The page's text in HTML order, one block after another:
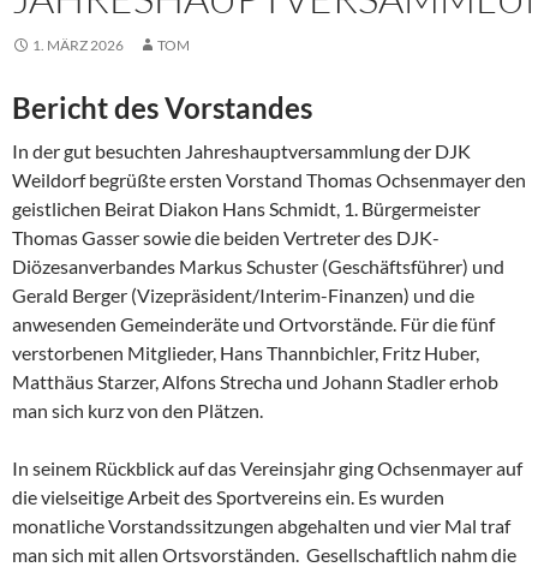
1. MÄRZ 2026 TOM
Bericht des Vorstandes
In der gut besuchten Jahreshauptversammlung der DJK
Weildorf begrüßte ersten Vorstand Thomas Ochsenmayer den
geistlichen Beirat Diakon Hans Schmidt, 1. Bürgermeister
Thomas Gasser sowie die beiden Vertreter des DJK-
Diözesanverbandes Markus Schuster (Geschäftsführer) und
Gerald Berger (Vizepräsident/Interim-Finanzen) und die
anwesenden Gemeinderäte und Ortvorstände. Für die fünf
verstorbenen Mitglieder, Hans Thannbichler, Fritz Huber,
Matthäus Starzer, Alfons Strecha und Johann Stadler erhob
man sich kurz von den Plätzen.
In seinem Rückblick auf das Vereinsjahr ging Ochsenmayer auf
die vielseitige Arbeit des Sportvereins ein. Es wurden
monatliche Vorstandssitzungen abgehalten und vier Mal traf
man sich mit allen Ortsvorständen. Gesellschaftlich nahm die